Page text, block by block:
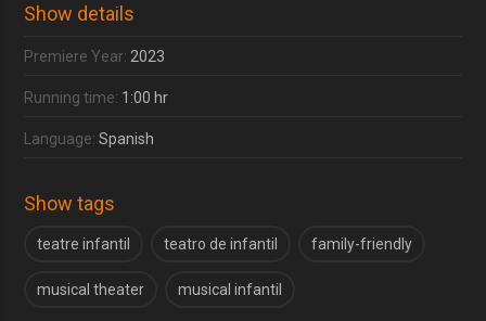
Show details
Premiere Year: 2023
Running time: 1:00 hr
Language:Spanish
Show tags
teatre infantil teatro de infantil family-friendly
musical theater musical infantil